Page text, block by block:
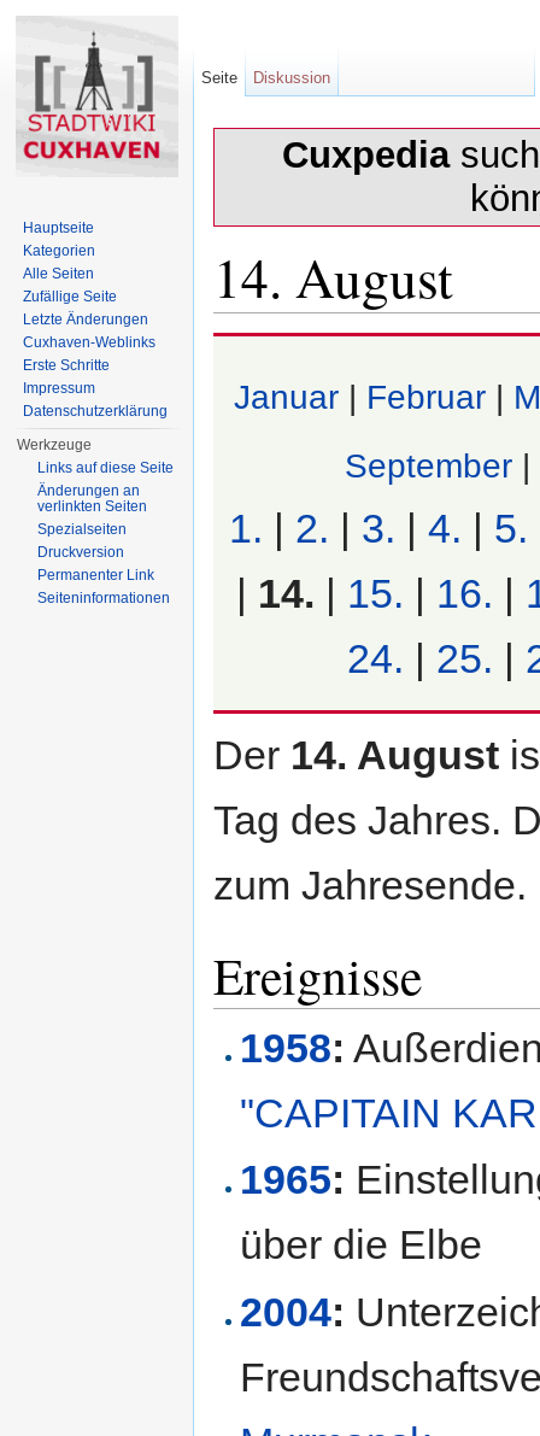
Cuxpedia
14. August
Januar| Februar|
September |
1. 2. 3. 4. 5.
14. 15. 16.
24.
25.
Der 14. August
Tag des Jahres.
zum Jahresende.
Ereignisse
1958:
"CAPITAIN
1965:
über die Elbe
2004:
Seite Diskussion
Hauptseite
Kategorien
Alle Seiten
Zufällige Seite
Letzte Änderungen
Cuxhaven-Weblinks
Erste Schritte
Impressum
Datenschutzerklärung
Werkzeuge
Links auf diese Seite
Änderungen an
verlinkten Seiten
Spezialseiten
Druckversion
Permanenter Link
Seiten­informationen